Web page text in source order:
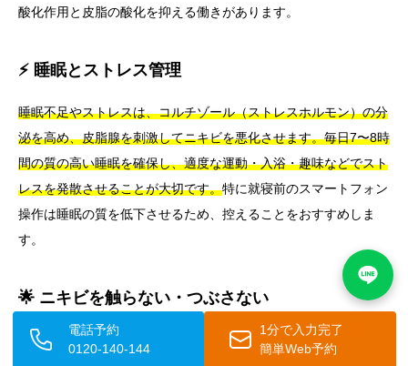
酸化作用と皮脂の酸化を抑える働きがあります。
⚡ 睡眠とストレス管理
睡眠不足やストレスは、コルチゾール（ストレスホルモン）の分
泌を高め、皮脂腺を刺激してニキビを悪化させます。毎日7〜8時
間の質の高い睡眠を確保し、適度な運動・入浴・趣味などでスト
レスを発散させることが大切です。特に就寝前のスマートフォン
操作は睡眠の質を低下させるため、控えることをおすすめしま
す。
🌟 ニキビを触らない・つぶさない
ニキビを手で触ったり、自分でつぶしたりすることは、細菌感染
電話予約
0120-140-144
1分で入力完了
簡単Web予約